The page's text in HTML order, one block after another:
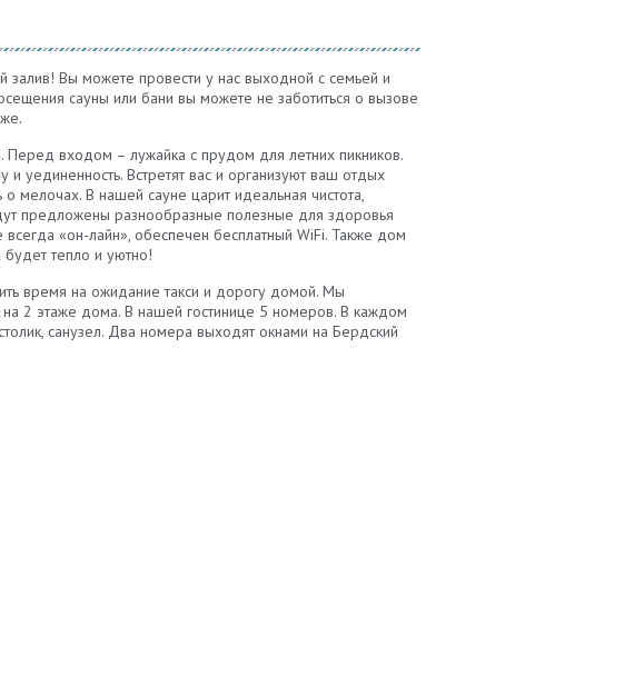
Вы можете провести у нас выходной с семьей и
сауны или бани вы можете не заботиться о вызове
Перед входом – лужайка с прудом для летних пикников.
уединенность. Встретят вас и организуют ваш отдых
мелочах. В нашей сауне царит идеальная чистота,
предложены разнообразные полезные для здоровья
«он-лайн», обеспечен бесплатный WiFi. Также дом
тепло и уютно!
время на ожидание такси и дорогу домой. Мы
2 этаже дома. В нашей гостинице 5 номеров. В каждом
санузел. Два номера выходят окнами на Бердский